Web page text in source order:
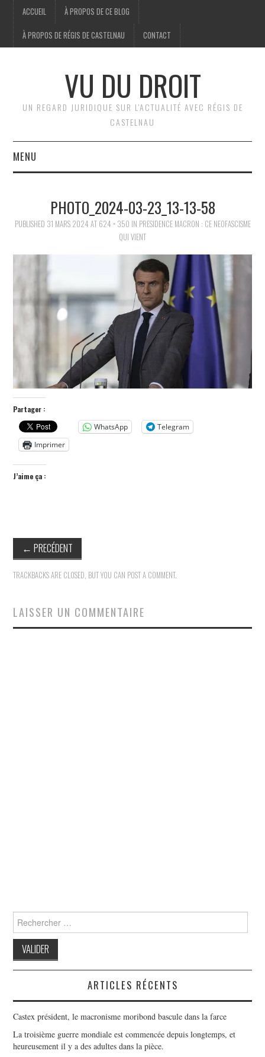
ACCUEIL À PROPOS DE CE BLOG
À PROPOS DE RÉGIS DE CASTELNAU CONTACT
VU DU DROIT
UN REGARD JURIDIQUE SUR L'ACTUALITÉ AVEC RÉGIS DE
CASTELNAU
MENU
BRÈVES
HISTOIRE
SPORT
PHOTO_2024-03-23_13-13-58
PUBLISHED 31 MARS 2024 AT 624 × 350 IN PRESIDENCE MACRON : CE NEOFASCISME
QUI VIENT
Partager :
WhatsApp
Telegram
Imprimer
J’aime ça :
← PRECÉDENT
TRACKBACKS ARE CLOSED, BUT YOU CAN POST A COMMENT.
LAISSER UN COMMENTAIRE
for:
ARTICLES RÉCENTS
Castex président, le macronisme moribond bascule dans la farce
La troisième guerre mondiale est commencée depuis longtemps, et
heureusement il y a des adultes dans la pièce.